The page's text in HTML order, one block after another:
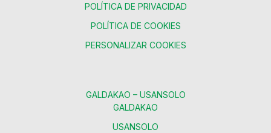
POLÍTICA DE PRIVACIDAD
POLÍTICA DE COOKIES
PERSONALIZAR COOKIES
GALDAKAO – USANSOLO
GALDAKAO
USANSOLO